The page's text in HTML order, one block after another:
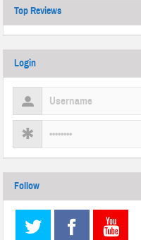
Top Reviews
Login
Follow